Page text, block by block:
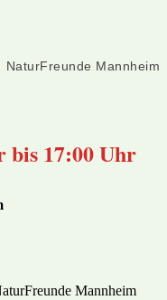
NaturFreunde Mannheim
bis 17:00 Uhr
Mannheim